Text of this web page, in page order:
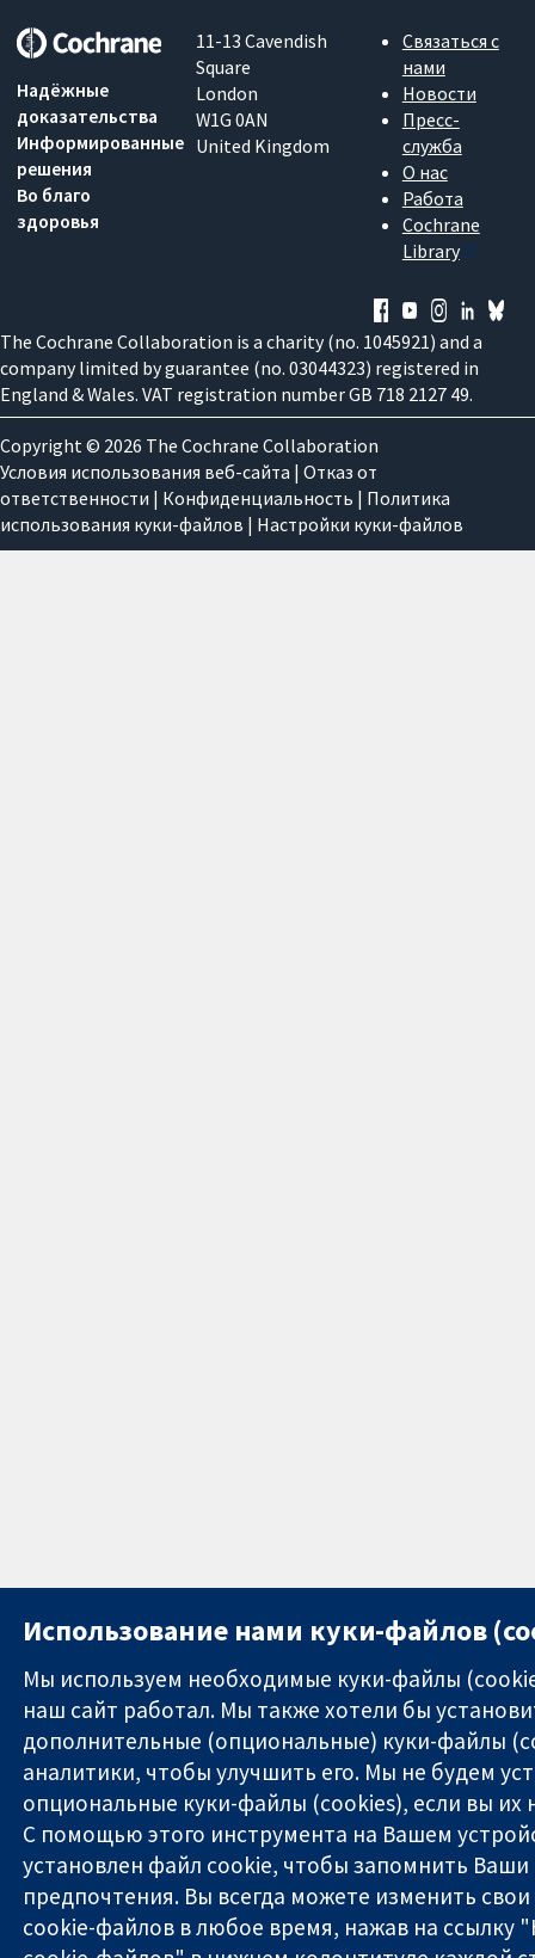
Надёжные
доказательства
Информированные
решения
Во благо
здоровья
11-13 Cavendish
Square
London
W1G 0AN
United Kingdom
Связаться с
нами
Новости
Пресс-
служба
О нас
Работа
Cochrane
Library
The Cochrane Collaboration is a charity (no. 1045921) and a
company limited by guarantee (no. 03044323) registered in
England & Wales. VAT registration number GB 718 2127 49.
Copyright © 2026 The Cochrane Collaboration
Условия использования веб-сайта | Отказ от
ответственности | Конфиденциальность | Политика
использования куки-файлов | Настройки куки-файлов
Использование нами куки-файлов
Мы используем необходимые куки-файлы
наш сайт работал. Мы также хотели бы
дополнительные (опциональные) куки-файлы
аналитики, чтобы улучшить его. Мы не будем
опциональные куки-файлы (cookies), если вы их
С помощью этого инструмента на Вашем
установлен файл cookie, чтобы запомнить Ваши
предпочтения. Вы всегда можете изменить
cookie-файлов в любое время, нажав на ссылку